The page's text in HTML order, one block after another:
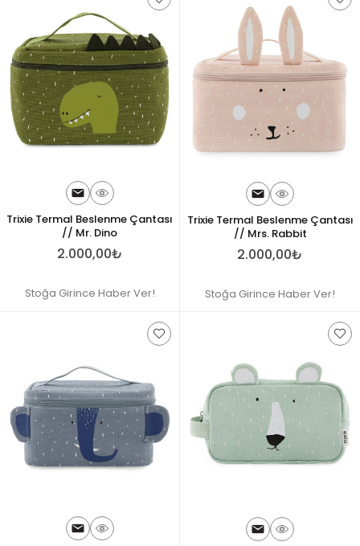
Trixie Termal Beslenme Çantası
// Mr. Dino
2.000,00₺
Stoğa Girince Haber Ver!
Trixie Termal Beslenme Çantası
// Mrs. Rabbit
2.000,00₺
Stoğa Girince Haber Ver!